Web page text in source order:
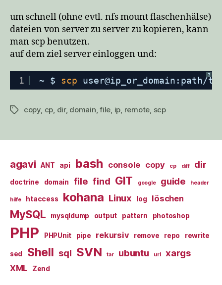
um schnell (ohne evtl. nfs mount flaschenhälse)
dateien von server zu server zu kopieren, kann
man scp benutzen.
auf dem ziel server einloggen und:
?
1 ~ $ scp user@ip_or_domain:path/
Schlagwörter
copy, cp, dir, domain,file, ip, remote, scp
agavi ANT api bash console copy cp diff dir
doctrine domain file find GIT google guide header
hilfe htaccess kohana Linux log löschen
MySQL mysqldump output pattern photoshop
PHP PHPUnit pipe rekursiv remove repo rewrite
sed Shell sql SVN tar ubuntu url xargs
XML Zend